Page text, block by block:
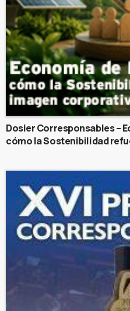
Dosier Corresponsables –
cómo la Sostenibilidad